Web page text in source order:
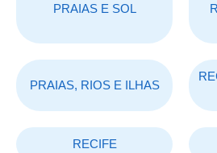
PRAIAS E SOL
PRAIAS, RIOS E ILHAS
RECIFE